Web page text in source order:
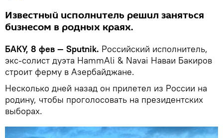
Известный исполнитель решил заняться
бизнесом в родных краях.
БАКУ, 8 фев — Sputnik. Российский исполнитель,
экс-солист дуэта HammAli & Navai Наваи Бакиров
строит ферму в Азербайджане.
Несколько дней назад он прилетел из России на
родину, чтобы проголосовать на президентских
выборах.